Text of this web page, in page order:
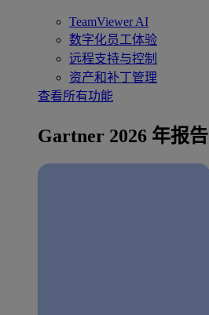
TeamViewer AI
数字化员工体验
远程支持与控制
资产和补丁管理
查看所有功能
Gartner 2026 年报告